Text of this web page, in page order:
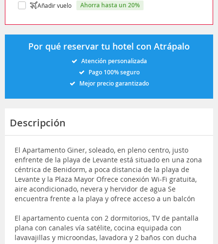
Añadir vuelo ahorra hasta un 20%
Por qué reservar tu hotel con Atrápalo
Atención personalizada
Pago 100% seguro
Mejor precio garantizado
Descripción
El Apartamento Giner, soleado, en pleno centro, justo
enfrente de la playa de Levante está situado en una zona
céntrica de Benidorm, a poca distancia de la playa de
Levante y la Plaza Mayor Ofrece conexión Wi-Fi gratuita,
aire acondicionado, nevera y hervidor de agua Se
encuentra frente a la playa y ofrece acceso a un balcón
El apartamento cuenta con 2 dormitorios, TV de pantalla
plana con canales vía satélite, cocina equipada con
lavavajillas y microondas, lavadora y 2 baños con ducha